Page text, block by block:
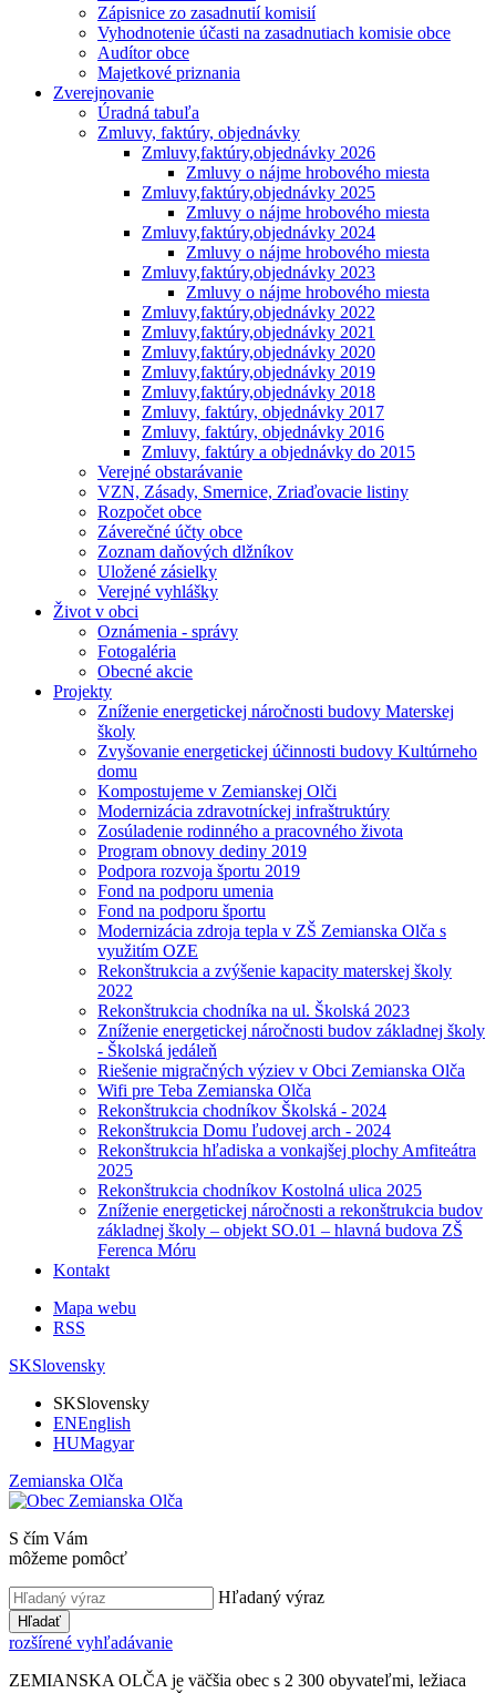
Zápisnice zo zasadnutií komisií
Vyhodnotenie účasti na zasadnutiach komisie obce
Audítor obce
Majetkové priznania
Zverejnovanie
Úradná tabuľa
Zmluvy, faktúry, objednávky
Zmluvy,faktúry,objednávky 2026
Zmluvy o nájme hrobového miesta
Zmluvy,faktúry,objednávky 2025
Zmluvy o nájme hrobového miesta
Zmluvy,faktúry,objednávky 2024
Zmluvy o nájme hrobového miesta
Zmluvy,faktúry,objednávky 2023
Zmluvy o nájme hrobového miesta
Zmluvy,faktúry,objednávky 2022
Zmluvy,faktúry,objednávky 2021
Zmluvy,faktúry,objednávky 2020
Zmluvy,faktúry,objednávky 2019
Zmluvy,faktúry,objednávky 2018
Zmluvy, faktúry, objednávky 2017
Zmluvy, faktúry, objednávky 2016
Zmluvy, faktúry a objednávky do 2015
Verejné obstarávanie
VZN, Zásady, Smernice, Zriaďovacie listiny
Rozpočet obce
Záverečné účty obce
Zoznam daňových dlžníkov
Uložené zásielky
Verejné vyhlášky
Život v obci
Oznámenia - správy
Fotogaléria
Obecné akcie
Projekty
Zníženie energetickej náročnosti budovy Materskej
školy
Zvyšovanie energetickej účinnosti budovy Kultúrneho
domu
Kompostujeme v Zemianskej Olči
Modernizácia zdravotníckej infraštruktúry
Zosúladenie rodinného a pracovného života
Program obnovy dediny 2019
Podpora rozvoja športu 2019
Fond na podporu umenia
Fond na podporu športu
Modernizácia zdroja tepla v ZŠ Zemianska Olča s
využitím OZE
Rekonštrukcia a zvýšenie kapacity materskej školy
2022
Rekonštrukcia chodníka na ul. Školská 2023
Zníženie energetickej náročnosti budov základnej školy
- Školská jedáleň
Riešenie migračných výziev v Obci Zemianska Olča
Wifi pre Teba Zemianska Olča
Rekonštrukcia chodníkov Školská - 2024
Rekonštrukcia Domu ľudovej arch - 2024
Rekonštrukcia hľadiska a vonkajšej plochy Amfiteátra
2025
Rekonštrukcia chodníkov Kostolná ulica 2025
Zníženie energetickej náročnosti a rekonštrukcia budov
základnej školy – objekt SO.01 – hlavná budova ZŠ
Ferenca Móru
Kontakt
Mapa webu
RSS
SKSlovensky
SKSlovensky
ENEnglish
HUMagyar
Zemianska Olča
S čím Vám
môžeme pomôcť
Hľadaný výraz
Hľadať
rozšírené vyhľadávanie
ZEMIANSKA OLČA je väčšia obec s 2 300 obyvateľmi, ležiaca